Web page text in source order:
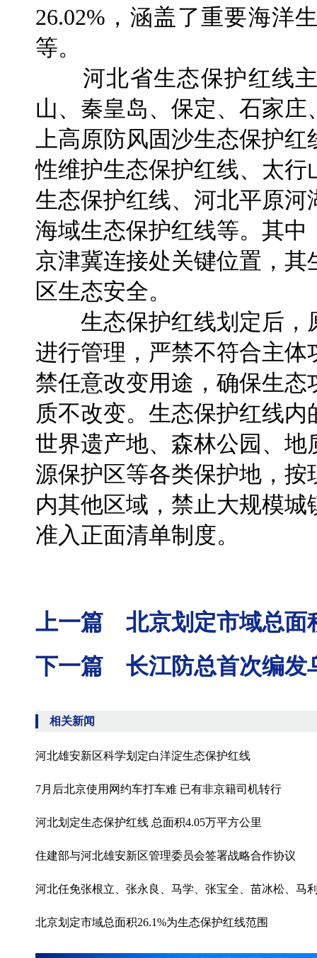
26.02%，涵盖了重要海洋
等。
河北省生态保护红线主
山、秦皇岛、保定、石家
上高原防风固沙生态保护
性维护生态保护红线、太
生态保护红线、河北平原
海域生态保护红线等。其
京津冀连接处关键位置，
区生态安全。
生态保护红线划定后，
进行管理，严禁不符合主
禁任意改变用途，确保生
质不改变。生态保护红线
世界遗产地、森林公园、
源保护区等各类保护地，
内其他区域，禁止大规模
准入正面清单制度。
上一篇 北京划定市域总面
下一篇 长江防总首次编发
相关新闻
河北雄安新区科学划定白洋淀生态保护红线
7月后北京使用网约车打车难 已有非京籍司机转行
河北划定生态保护红线 总面积4.05万平方公里
住建部与河北雄安新区管理委员会签署战略合作协议
河北任免张根立、张永良、马学、张宝全、苗冰松、马
北京划定市域总面积26.1%为生态保护红线范围